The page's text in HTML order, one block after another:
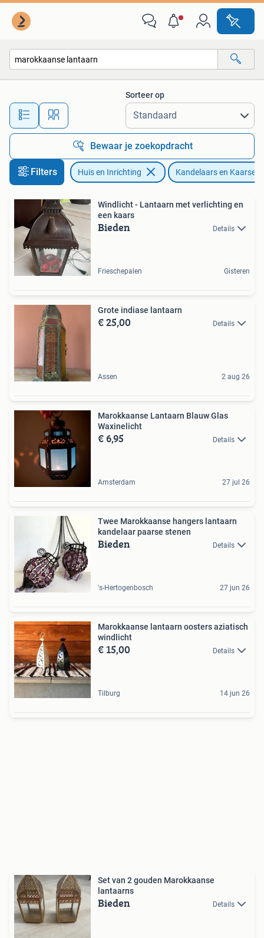
Alle afstanden…
Sorteer op
Bewaar je zoekopdracht
Filters Huis en Inrichting Kandelaars en Kaarsen
Windlicht - Lantaarn met verlichting en
een kaars
Bieden Details
Frieschepalen Gisteren
Grote indiase lantaarn
€ 25,00 Details
Assen 2 aug 26
Marokkaanse Lantaarn Blauw Glas
Waxinelicht
€ 6,95 Details
Amsterdam 27 jul 26
Twee Marokkaanse hangers lantaarn
kandelaar paarse stenen
Bieden Details
's-Hertogenbosch 27 jun 26
Marokkaanse lantaarn oosters aziatisch
windlicht
€ 15,00 Details
Tilburg 14 jun 26
Set van 2 gouden Marokkaanse
lantaarns
Bieden Details